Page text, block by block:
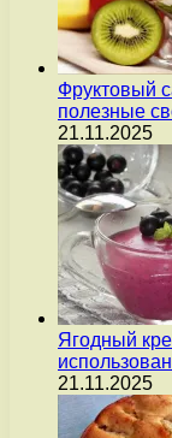
Фруктовый
полезные
21.11.2025
Ягодный
21.11.2025